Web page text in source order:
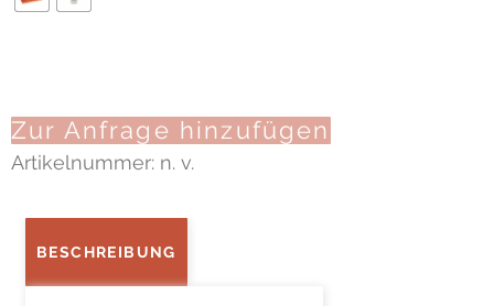
Zur Anfrage hinzufügen
Artikelnummer: n. v.
BESCHREIBUNG